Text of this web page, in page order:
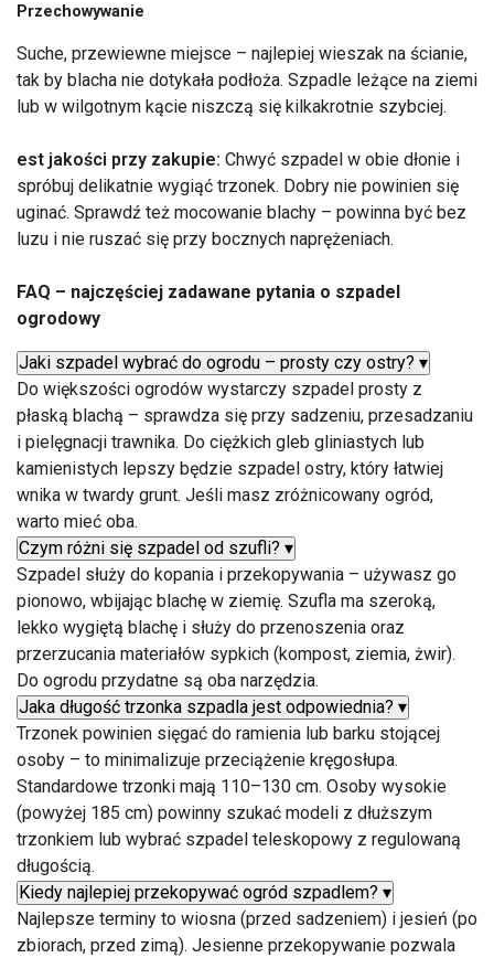
Przechowywanie
Suche, przewiewne miejsce – najlepiej wieszak na ścianie,
tak by blacha nie dotykała podłoża. Szpadle leżące na ziemi
lub w wilgotnym kącie niszczą się kilkakrotnie szybciej.
est jakości przy zakupie: Chwyć szpadel w obie dłonie i
spróbuj delikatnie wygiąć trzonek. Dobry nie powinien się
uginać. Sprawdź też mocowanie blachy – powinna być bez
luzu i nie ruszać się przy bocznych naprężeniach.
FAQ – najczęściej zadawane pytania o szpadel
ogrodowy
Jaki szpadel wybrać do ogrodu – prosty czy ostry? ▾
Do większości ogrodów wystarczy szpadel prosty z
płaską blachą – sprawdza się przy sadzeniu, przesadzaniu
i pielęgnacji trawnika. Do ciężkich gleb gliniastych lub
kamienistych lepszy będzie szpadel ostry, który łatwiej
wnika w twardy grunt. Jeśli masz zróżnicowany ogród,
warto mieć oba.
Czym różni się szpadel od szufli? ▾
Szpadel służy do kopania i przekopywania – używasz go
pionowo, wbijając blachę w ziemię. Szufla ma szeroką,
lekko wygiętą blachę i służy do przenoszenia oraz
przerzucania materiałów sypkich (kompost, ziemia, żwir).
Do ogrodu przydatne są oba narzędzia.
Jaka długość trzonka szpadla jest odpowiednia? ▾
Trzonek powinien sięgać do ramienia lub barku stojącej
osoby – to minimalizuje przeciążenie kręgosłupa.
Standardowe trzonki mają 110–130 cm. Osoby wysokie
(powyżej 185 cm) powinny szukać modeli z dłuższym
trzonkiem lub wybrać szpadel teleskopowy z regulowaną
długością.
Kiedy najlepiej przekopywać ogród szpadlem? ▾
Najlepsze terminy to wiosna (przed sadzeniem) i jesień (po
zbiorach, przed zimą). Jesienne przekopywanie pozwala